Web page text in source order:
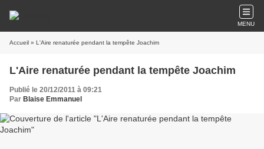
MENU
Accueil » L'Aire renaturée pendant la tempête Joachim
L'Aire renaturée pendant la tempête Joachim
Publié le 20/12/2011 à 09:21
Par Blaise Emmanuel